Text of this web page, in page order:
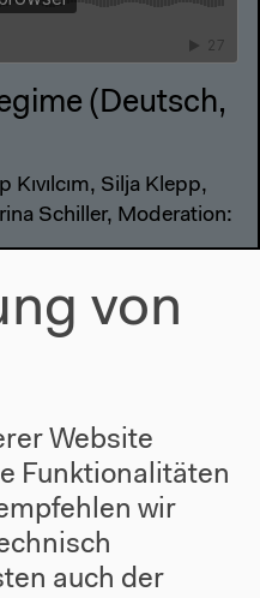
(Deutsch,
Silja Klepp,
Schiller, Moderation:
von
Website
Funktionalitäten
wir
auch der